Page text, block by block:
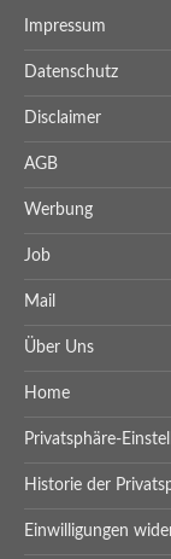
Impressum
Datenschutz
Disclaimer
AGB
Werbung
Job
Mail
Über Uns
Home
Privatsphäre-
Historie der
Einwilligungen